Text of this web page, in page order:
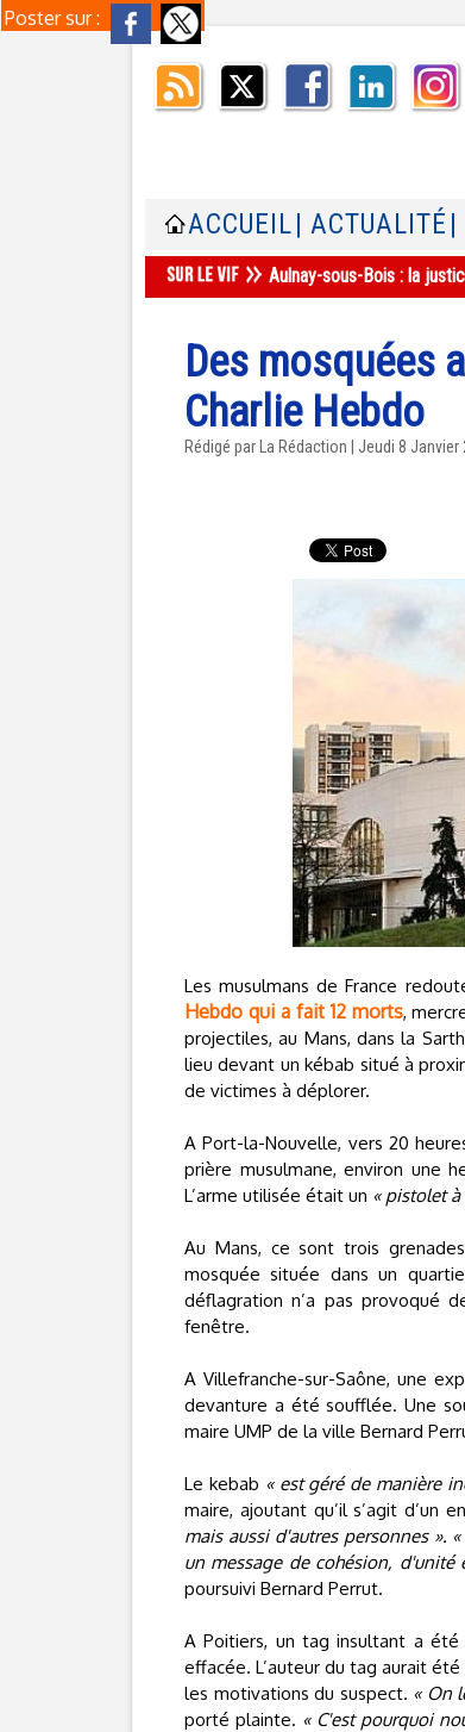
Poster sur :
ACCUEIL | ACTUALITÉ
Aulnay-sous-Bois : la
Des mosquées
Charlie Hebdo
Rédigé par La Rédaction | Jeudi 8 Janvier
Les musulmans de France
Hebdo qui a fait 12 morts,
projectiles, au Mans, dans la
lieu devant un kébab situé à
de victimes à déplorer.
A Port-la-Nouvelle, vers 20
prière musulmane, environ une
L’arme utilisée était un « pistolet
Au Mans, ce sont trois
mosquée située dans un
déflagration n’a pas provoqué
fenêtre.
A Villefranche-sur-Saône, une
devanture a été soufflée. Une
maire UMP de la ville Bernard
Le kebab « est géré de manière
maire, ajoutant qu’il s’agit d’un
mais aussi d'autres personnes ».
un message de cohésion, d'unité
poursuivi Bernard Perrut.
A Poitiers, un tag insultant a
effacée. L’auteur du tag aurait
les motivations du suspect. « On
porté plainte. « C'est pourquoi